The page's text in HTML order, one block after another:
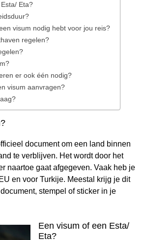
Eta?
visum nodig hebt voor jou reis?
regelen?
er ook één nodig?
visum aanvragen?
document om een land binnen
te verblijven. Het wordt door het
naartoe gaat afgegeven. Vaak heb je
en voor Turkije. Meestal krijg je dit
stempel of sticker in je
Een visum of een Esta/
Eta?